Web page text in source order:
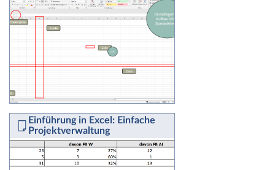
Einführung in Excel: Einfache
Projektverwaltung